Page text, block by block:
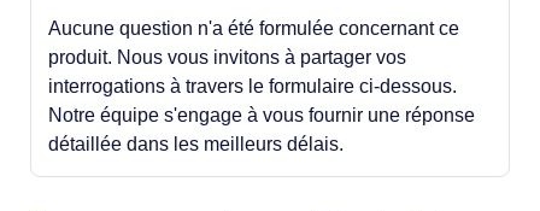
Aucune question n'a été formulée concernant ce
produit. Nous vous invitons à partager vos
interrogations à travers le formulaire ci-dessous.
Notre équipe s'engage à vous fournir une réponse
détaillée dans les meilleurs délais.